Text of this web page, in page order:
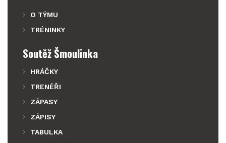
O TÝMU
TRÉNINKY
Soutěž Šmoulinka
HRÁČKY
TRENÉŘI
ZÁPASY
ZÁPISY
TABULKA